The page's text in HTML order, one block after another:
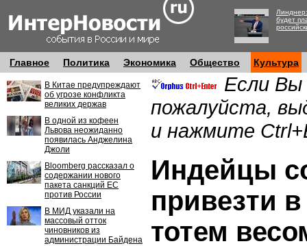
будет
Главное Политика Экономика Общество Культура
В Китае предупреждают
об угрозе конфликта
великих держав
В одной из кофеен
Львова неожиданно
появилась Анджелина
Джоли
Bloomberg рассказал о
содержании нового
пакета санкций ЕС
против России
В МИД указали на
массовый отток
чиновников из
администрации Байдена
Если Вы
пожалуйста,
и нажмите
Индейцы
привезти
тотем